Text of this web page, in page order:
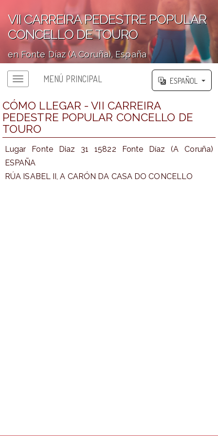
VII CARREIRA PEDESTRE POPULAR
CONCELLO DE TOURO
en Fonte Díaz (A Coruña), España
MENÚ PRINCIPAL ESPAÑOL
CÓMO LLEGAR - VII CARREIRA
PEDESTRE POPULAR CONCELLO DE
TOURO
Lugar Fonte Diaz 31 15822 Fonte Díaz (A Coruña)
ESPAÑA
RÚA ISABEL II, A CARÓN DA CASA DO CONCELLO